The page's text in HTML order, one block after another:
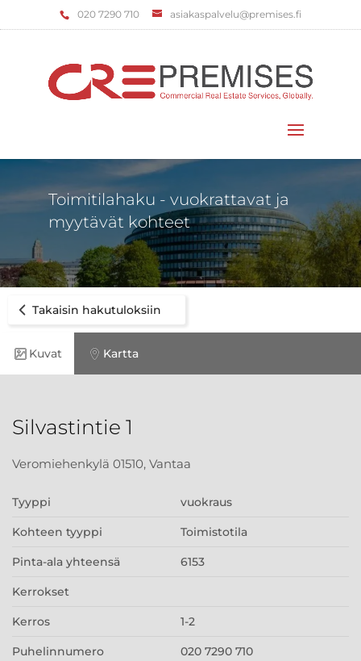
‌020 7290 710 asiakaspalvelu@premises.fi
Toimitilahaku - vuokrattavat ja
myytävät kohteet
Takaisin hakutuloksiin
Kuvat Kartta
Silvastintie 1
Veromiehenkylä 01510, Vantaa
Tyyppi vuokraus
Kohteen tyyppi Toimistotila
Pinta-ala yhteensä 6153
Kerrokset
Kerros 1-2
Puhelinnumero 020 7290 710